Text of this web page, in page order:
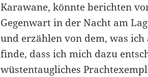
Karawane, könnte berichten
Gegenwart in der Nacht am
und erzählen von dem, was
finde, dass ich mich dazu
wüstentaugliches